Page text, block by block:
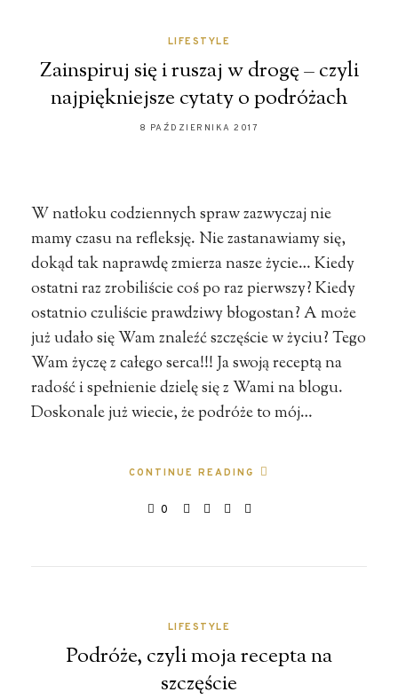
LIFESTYLE
Zainspiruj się i ruszaj w drogę – czyli
najpiękniejsze cytaty o podróżach
8 PAŹDZIERNIKA 2017
W natłoku codziennych spraw zazwyczaj nie
mamy czasu na refleksję. Nie zastanawiamy się,
dokąd tak naprawdę zmierza nasze życie… Kiedy
ostatni raz zrobiliście coś po raz pierwszy? Kiedy
ostatnio czuliście prawdziwy błogostan? A może
już udało się Wam znaleźć szczęście w życiu? Tego
Wam życzę z całego serca!!! Ja swoją receptą na
radość i spełnienie dzielę się z Wami na blogu.
Doskonale już wiecie, że podróże to mój…
CONTINUE READING
0
LIFESTYLE
Podróże, czyli moja recepta na
szczęście